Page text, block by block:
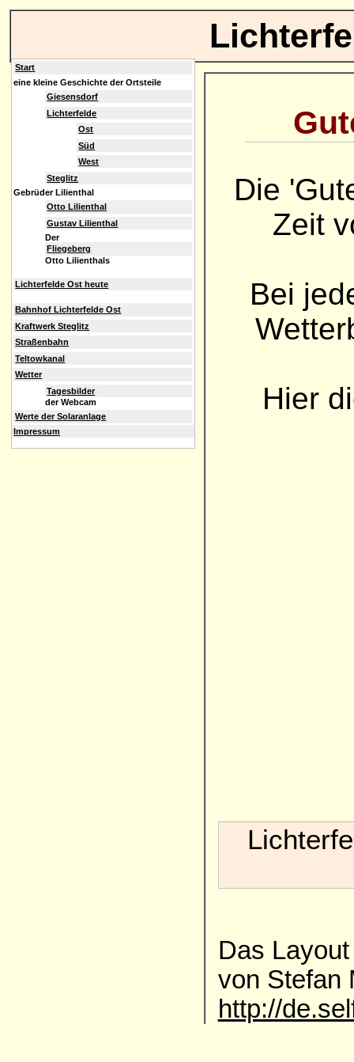
Die
Zeit
Bei
Hier
Das
von Stefan
http://
Start
eine kleine Geschichte der Ortsteile
Giesensdorf
Lichterfelde
Ost
Süd
West
Steglitz
Gebrüder Lilienthal
Otto Lilienthal
Gustav Lilienthal
Der
Fliegeberg
Otto Lilienthals
Lichterfelde Ost heute
Bahnhof Lichterfelde Ost
Kraftwerk Steglitz
Straßenbahn
Teltowkanal
Wetter
Tagesbilder
der Webcam
Werte der Solaranlage
Impressum